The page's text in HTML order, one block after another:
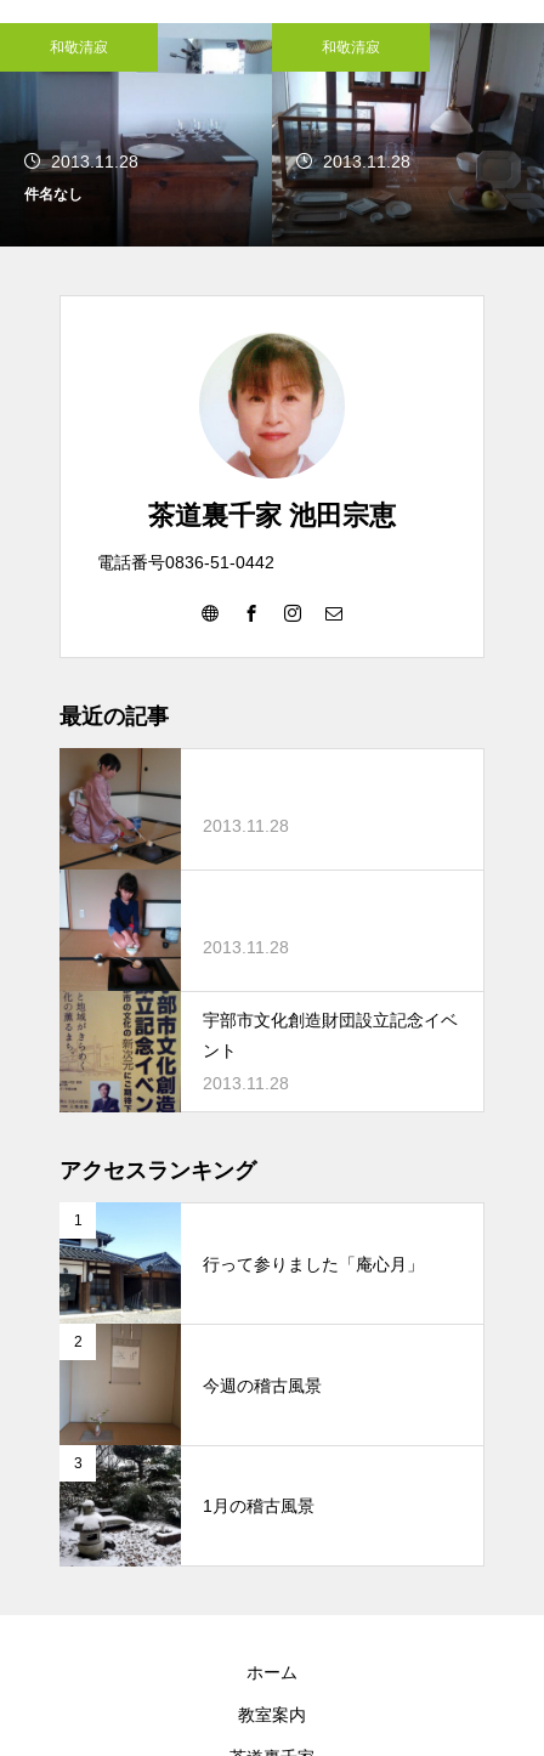
和敬清寂
2013.11.28
件名なし
和敬清寂
2013.11.28
茶道裏千家 池田宗恵
電話番号0836-51-0442
最近の記事
2013.11.28
2013.11.28
宇部市文化創造財団設立記念イベ
ント
2013.11.28
アクセスランキング
1
行って参りました「庵心月」
2
今週の稽古風景
3
1月の稽古風景
ホーム
教室案内